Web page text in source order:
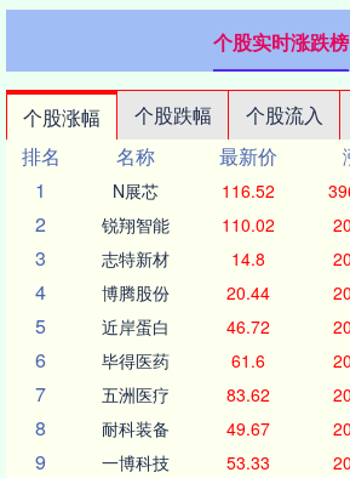
个股实时涨跌榜
个股涨幅 个股跌幅 个股流入
排名
名称 最新价
1
N展芯 116.52
2 锐翔智能 110.02
3 志特新材 14.8
4 博腾股份 20.44
5 近岸蛋白 46.72
6 毕得医药 61.6
7 五洲医疗 83.62
8 耐科装备 49.67
9 一博科技 53.33